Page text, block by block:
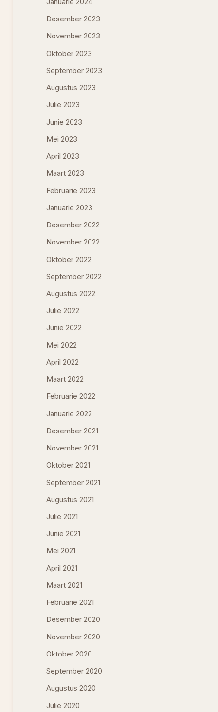
Januarie 2024
Desember 2023
November 2023
Oktober 2023
September 2023
Augustus 2023
Julie 2023
Junie 2023
Mei 2023
April 2023
Maart 2023
Februarie 2023
Januarie 2023
Desember 2022
November 2022
Oktober 2022
September 2022
Augustus 2022
Julie 2022
Junie 2022
Mei 2022
April 2022
Maart 2022
Februarie 2022
Januarie 2022
Desember 2021
November 2021
Oktober 2021
September 2021
Augustus 2021
Julie 2021
Junie 2021
Mei 2021
April 2021
Maart 2021
Februarie 2021
Desember 2020
November 2020
Oktober 2020
September 2020
Augustus 2020
Julie 2020